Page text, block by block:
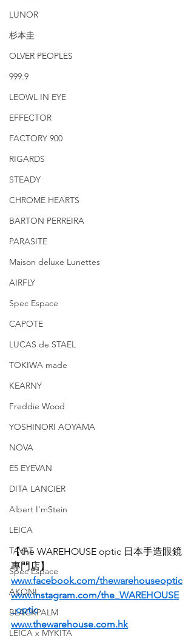
LUNOR
杉本圭
OLVER PEOPLES
999.9
LEOWL IN EYE
EFFECTOR
FACTORY 900
RIGARDS
STEADY
CHROME HEARTS
BARTON PERREIRA
PARASITE
Maison deluxe Lunettes
AIRFLY
Spec Espace
CAPOTE
LUCAS de STAEL
TOKIWA made
KEARNY
Freddie Wood
YOSHINORI AOYAMA
NOVA
E5 EYEVAN
DITA LANCIER
Albert I'mStein
LEICA
TAVAT
Spec Espace
AKONI
BLACKPALM
LEICA x MYKITA
【the WAREHOUSE optic 日本手造眼鏡
專門店】
www.facebook.com/thewarehouseoptic
www.instagram.com/the_WAREHOUSE
_optic
www.thewarehouse.com.hk